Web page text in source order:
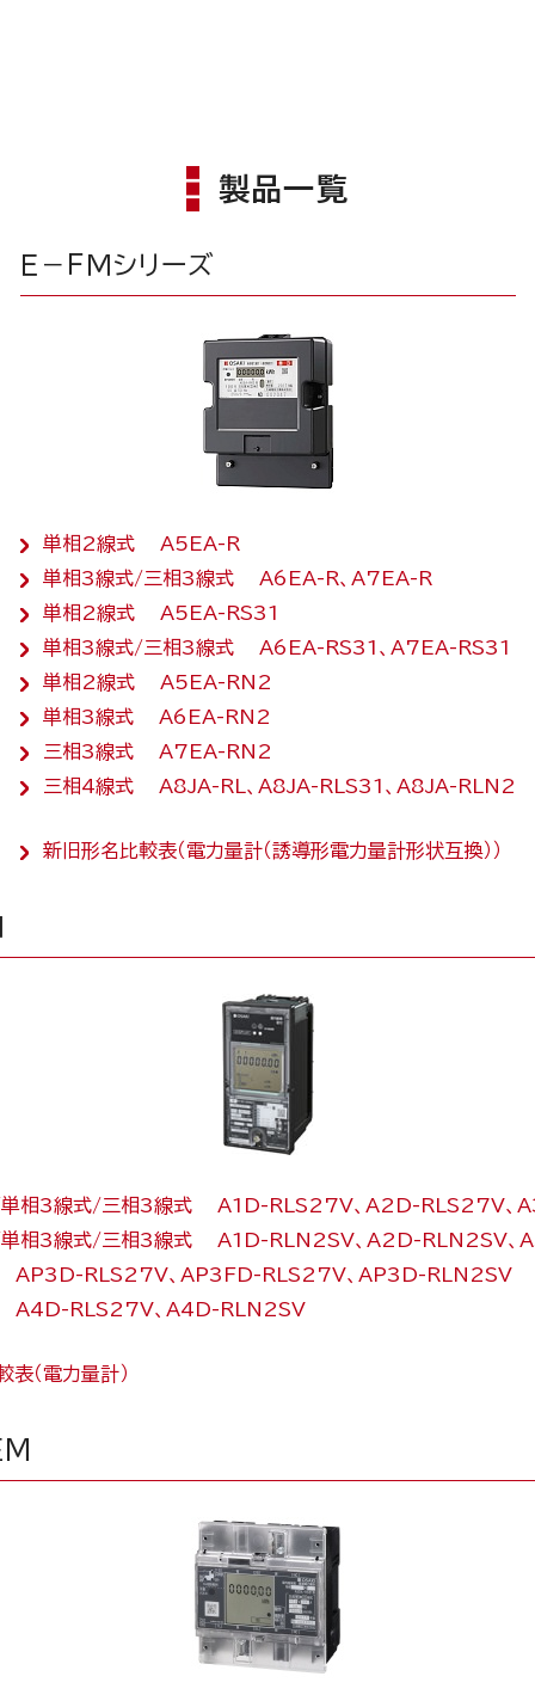
製品一覧
Ｅ－ＦＭシリーズ
単相2線式 A5EA-R
単相3線式/三相3線式 A6EA-R、A7EA-R
単相2線式 A5EA-RS31
単相3線式/三相3線式 A6EA-RS31、A7EA-RS31
単相2線式 A5EA-RN2
単相3線式 A6EA-RN2
三相3線式 A7EA-RN2
三相4線式 A8JA-RL、A8JA-RLS31、A8JA-RLN2
新旧形名比較表（電力量計（誘導形電力量計形状互換））
相3線式/三相3線式 A1D-RLS27V、A2D-RLS27V、
相3線式/三相3線式 A1D-RLN2SV、A2D-RLN2SV、
AP3D-RLS27V、AP3FD-RLS27V、AP3D-RLN2SV
A4D-RLS27V、A4D-RLN2SV
（電力量計）